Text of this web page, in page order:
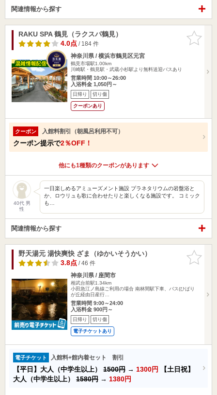
関連情報から探す
お気に入
りに追加
RAKU SPA 鶴見（ラクスパ鶴見）
4.0点/ 184 件
神奈川県 / 横浜市鶴見区元宮
鶴見市場駅1.00km
川崎駅・鶴見駅・武蔵小杉駅より無料送迎バスあり
営業時間 10:00～26:00
入浴料金 1,050円～
日帰り 切り傷
クーポンあり
クーポン 入館料割引（朝風呂利用不可）
クーポン提示で2％OFF！
他にも1種類のクーポンがあります
40代 男
性
一日楽しめるアミューズメント施設 プラネタリウムの岩盤浴と
か、ロウリュも歌に合わせたりと楽しくなる施設です。 コミック
も…
関連情報から探す
お気に入
りに追加
野天湯元 湯快爽快 ざま（ゆかいそうかい）
3.8点/ 46 件
神奈川県 / 座間市
相武台前駅1.34km
小田急江ノ島線ご利用の場合 南林間駅下車、バス(ひばり
が丘経由日産行…
営業時間 9:00～24:00
入浴料金 900円～
日帰り 切り傷
電子チケットあり
電子チケット 入館料+館内着セット 割引
【平日】大人（中学生以上） 1500円 → 1300円
【土日祝】
大人（中学生以上） 1580円 → 1380円